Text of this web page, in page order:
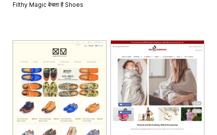
Filthy Magic बेचता है Shoes